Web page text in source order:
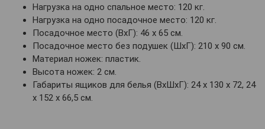
Нагрузка на одно спальное место: 120 кг.
Нагрузка на одно посадочное место: 120 кг.
Посадочное место (ВхГ): 46 х 65 см.
Посадочное место без подушек (ШхГ): 210 х 90 см.
Материал ножек: пластик.
Высота ножек: 2 см.
Габариты ящиков для белья (ВхШхГ): 24 х 130 х 72, 24
х 152 х 66,5 см.